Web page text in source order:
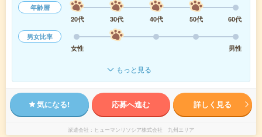
年齢層
20代
30代 40代 50代
60代
男女比率
女性
男性
もっと見る
気になる! 応募へ進む 詳しく見る
派遣会社 ヒューマンリソシア株式会社 九州エリア